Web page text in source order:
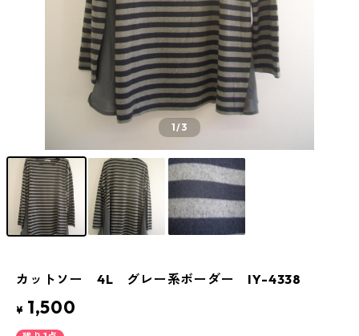
1/3
カットソー 4L グレー系ボーダー IY-4338
¥ 1,500